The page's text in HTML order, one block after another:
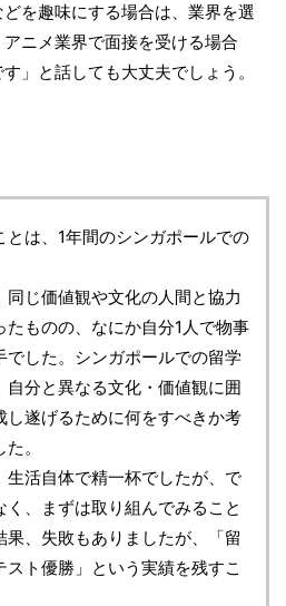
を趣味にする場合は、業界を選
ニメ業界で面接を受ける場合
」と話しても大丈夫でしょう。
は、1年間のシンガポールでの
じ価値観や文化の人間と協力
ものの、なにか自分1人で物事
でした。シンガポールでの留学
自分と異なる文化・価値観に囲
し遂げるために何をすべきか考
。
生活自体で精一杯でしたが、で
、まずは取り組んでみること
果、失敗もありましたが、「留
ト優勝」という実績を残すこ